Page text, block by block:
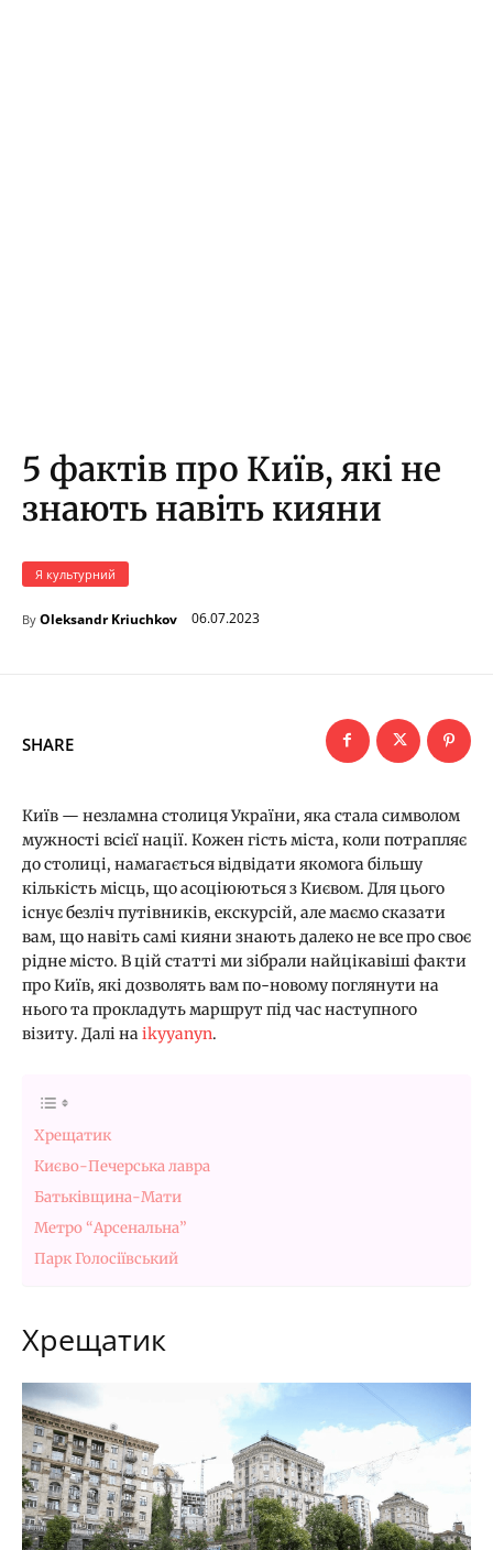
5 фактів про Київ, які не
знають навіть кияни
Я культурний
By Oleksandr Kriuchkov 06.07.2023
SHARE
Київ — незламна столиця України, яка стала символом
мужності всієї нації. Кожен гість міста, коли потрапляє
до столиці, намагається відвідати якомога більшу
кількість місць, що асоціюються з Києвом. Для цього
існує безліч путівників, екскурсій, але маємо сказати
вам, що навіть самі кияни знають далеко не все про своє
рідне місто. В цій статті ми зібрали найцікавіші факти
про Київ, які дозволять вам по-новому поглянути на
нього та прокладуть маршрут під час наступного
візиту. Далі наikyyanyn.
Хрещатик
Києво-Печерська лавра
Батьківщина-Мати
Метро “Арсенальна”
Парк Голосіївський
Хрещатик